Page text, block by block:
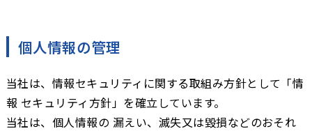
個人情報の管理
当社は、情報セキュリティに関する取組み方針として「情
報 セキュリティ方針」を確立しています。
当社は、個人情報の 漏えい、滅失又は毀損などのおそれ